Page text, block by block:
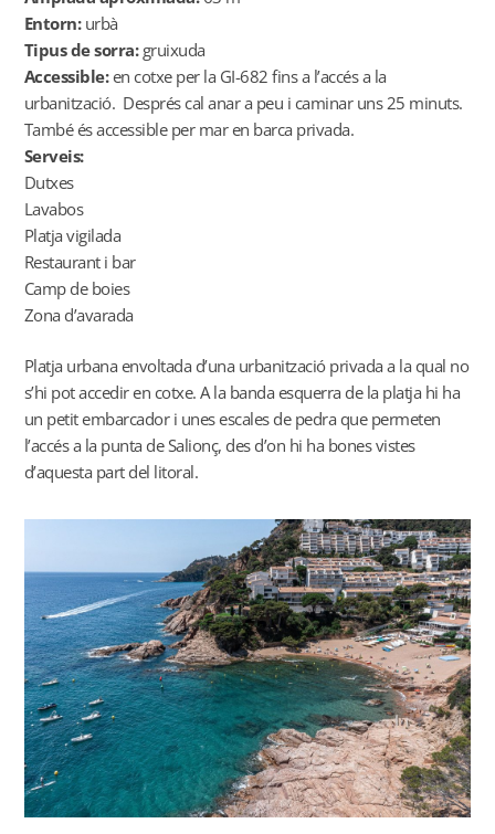
Entorn:urbà
Tipus de sorra:gruixuda
Accessible:en cotxe per la GI-682 fins a l’accés a la
urbanització. Després cal anar a peu i caminar uns 25 minuts.
També és accessible per mar en barca privada.
Serveis:
Dutxes
Lavabos
Platja vigilada
Restaurant i bar
Camp de boies
Zona d’avarada
Platja urbana envoltada d’una urbanització privada a la qual no
s’hi pot accedir en cotxe. A la banda esquerra de la platja hi ha
un petit embarcador i unes escales de pedra que permeten
l’accés a la punta de Salionç, des d’on hi ha bones vistes
d’aquesta part del litoral.